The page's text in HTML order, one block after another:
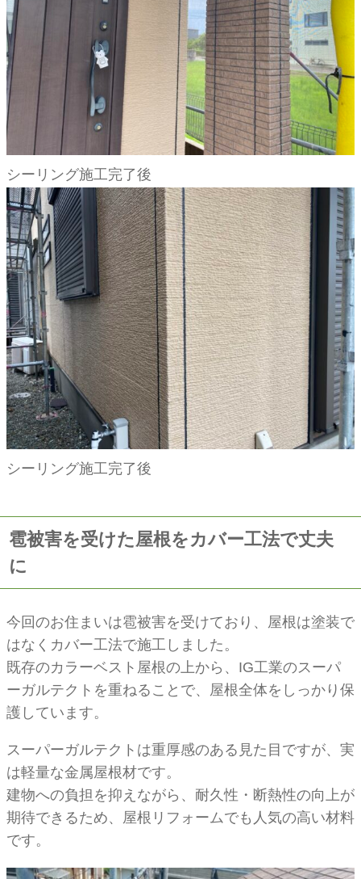
シーリング施工完了後
シーリング施工完了後
雹被害を受けた屋根をカバー工法で丈夫
に
今回のお住まいは雹被害を受けており、屋根は塗装で
はなくカバー工法で施工しました。
既存のカラーベスト屋根の上から、IG工業のスーパ
ーガルテクトを重ねることで、屋根全体をしっかり保
護しています。
スーパーガルテクトは重厚感のある見た目ですが、実
は軽量な金属屋根材です。
建物への負担を抑えながら、耐久性・断熱性の向上が
期待できるため、屋根リフォームでも人気の高い材料
です。